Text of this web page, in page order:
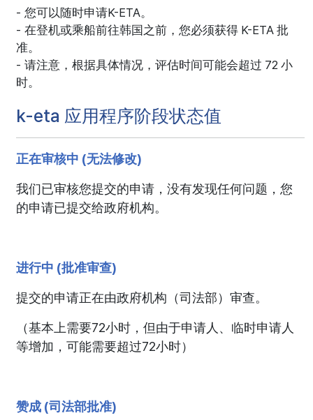
您可以随时申请K-ETA。
在登机或乘船前往韩国之前，您必须获得 K-ETA 批
准。
请注意，根据具体情况，评估时间可能会超过 72 小
时。
k-eta 应用程序阶段状态值
正在审核中 (无法修改)
我们已审核您提交的申请，没有发现任何问题，您
的申请已提交给政府机构。
进行中 (批准审查)
提交的申请正在由政府机构（司法部）审查。
（基本上需要72小时，但由于申请人、临时申请人
等增加，可能需要超过72小时）
赞成 (司法部批准)